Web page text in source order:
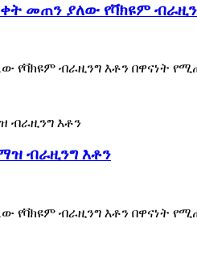
መጠን ያለው የቫክዩም
የቫክዩም ብራዚንግ እቶን በዋናነት
ብራዚንግ እቶን
የቫክዩም ብራዚንግ እቶን በዋናነት